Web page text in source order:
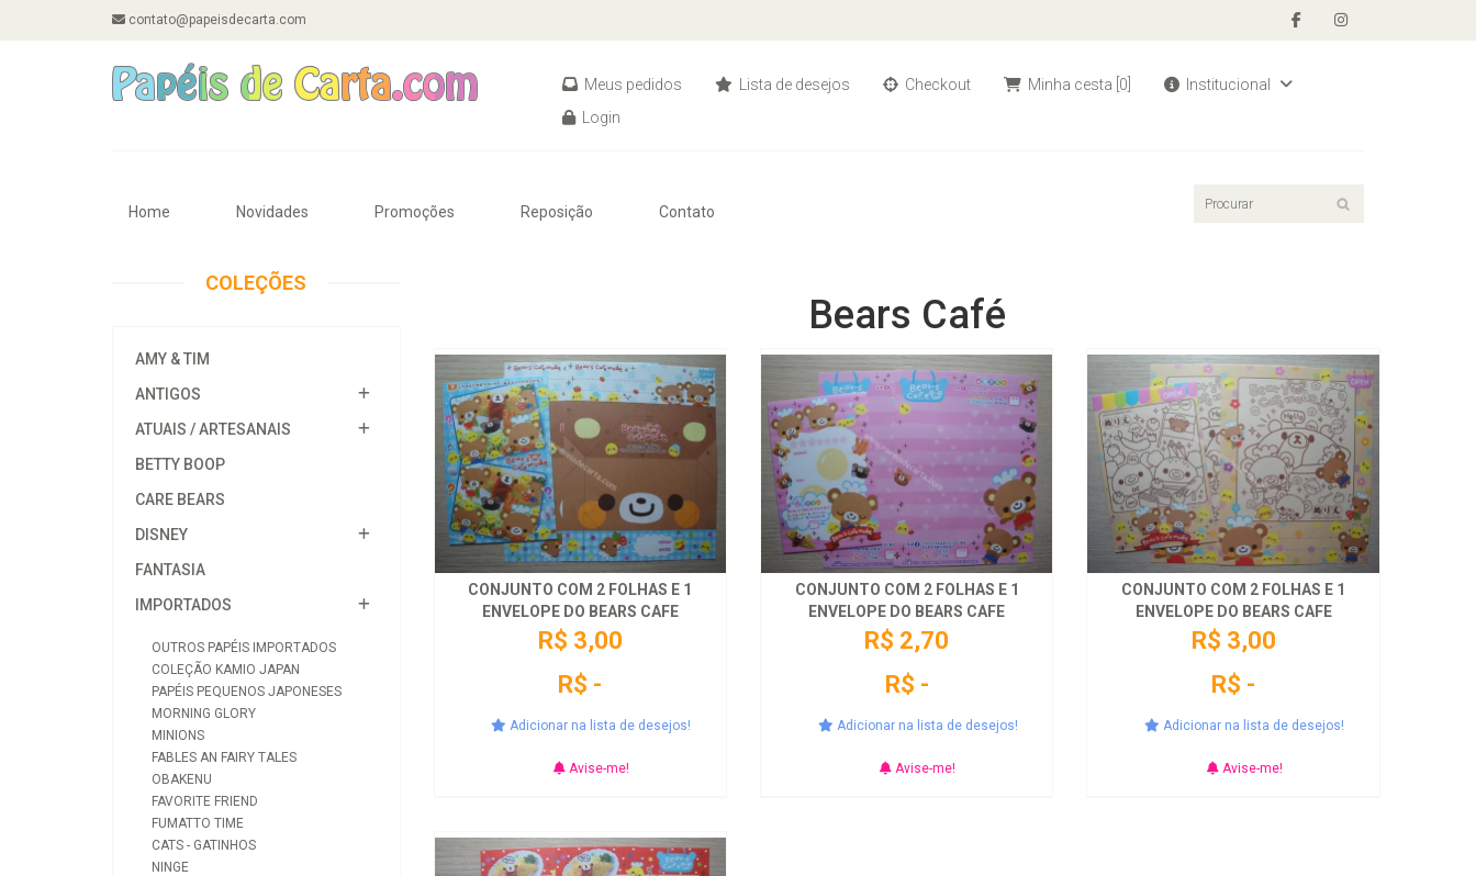
contato@papeisdecarta.com
Meus pedidos Lista de desejos Checkout Minha cesta [0]
Institucional
Login
Home Novidades Promoções Reposição Contato
COLEÇÕES
AMY & TIM
ANTIGOS
ATUAIS / ARTESANAIS
BETTY BOOP
CARE BEARS
DISNEY
FANTASIA
IMPORTADOS
OUTROS PAPÉIS IMPORTADOS
COLEÇÃO KAMIO JAPAN
PAPÉIS PEQUENOS JAPONESES
MORNING GLORY
MINIONS
FABLES AN FAIRY TALES
OBAKENU
FAVORITE FRIEND
FUMATTO TIME
CATS - GATINHOS
NINGE
Bears Café
CONJUNTO COM 2 FOLHAS E 1
ENVELOPE DO BEARS CAFE
R$ 3,00
R$ -
Adicionar na lista de desejos!
Avise-me!
CONJUNTO COM 2 FOLHAS E 1
ENVELOPE DO BEARS CAFE
R$ 2,70
R$ -
Adicionar na lista de desejos!
Avise-me!
CONJUNTO COM 2 FOLHAS E 1
ENVELOPE DO BEARS CAFE
R$ 3,00
R$ -
Adicionar na lista de desejos!
Avise-me!